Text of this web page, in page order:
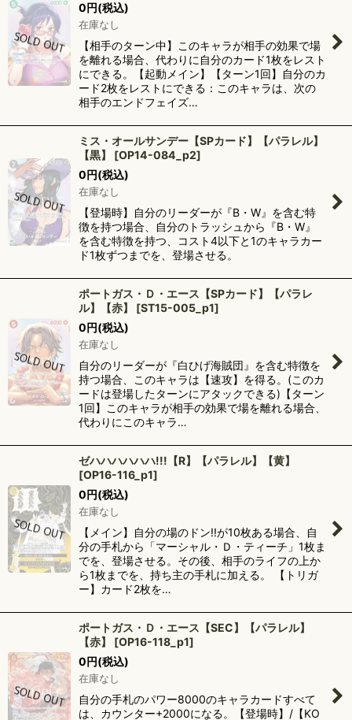
0円(税込)
在庫なし
【相手のターン中】このキャラが相手の効果で場
を離れる場合、代わりに自分のカード1枚をレスト
にできる。【起動メイン】【ターン1回】自分のカ
ード2枚をレストにできる：このキャラは、次の
相手のエンドフェイズ…
ミス・オールサンデー【SPカード】【パラレル】
【黒】
[OP14-084_p2]
0円(税込)
在庫なし
【登場時】自分のリーダーが『B・W』を含む特
徴を持つ場合、自分のトラッシュから『B・W』
を含む特徴を持つ、コスト4以下と1のキャラカー
ド1枚ずつまでを、登場させる。
ポートガス・Ｄ・エース【SPカード】【パラレ
ル】【赤】
[ST15-005_p1]
0円(税込)
在庫なし
自分のリーダーが『白ひげ海賊団』を含む特徴を
持つ場合、このキャラは【速攻】を得る。(このカ
ードは登場したターンにアタックできる)【ターン
1回】このキャラが相手の効果で場を離れる場合、
代わりにこのキャラ…
ゼハハハハハハ!!!【R】【パラレル】【黄】
[OP16-116_p1]
0円(税込)
在庫なし
【メイン】自分の場のドン!!が10枚ある場合、自
分の手札から「マーシャル・Ｄ・ティーチ」1枚ま
でを、登場させる。その後、相手のライフの上か
ら1枚までを、持ち主の手札に加える。 【トリガ
ー】カード2枚を…
ポートガス・Ｄ・エース【SEC】【パラレル】
【赤】
[OP16-118_p1]
0円(税込)
在庫なし
自分の手札のパワー8000のキャラカードすべて
は、カウンター+2000になる。【登場時】/【KO